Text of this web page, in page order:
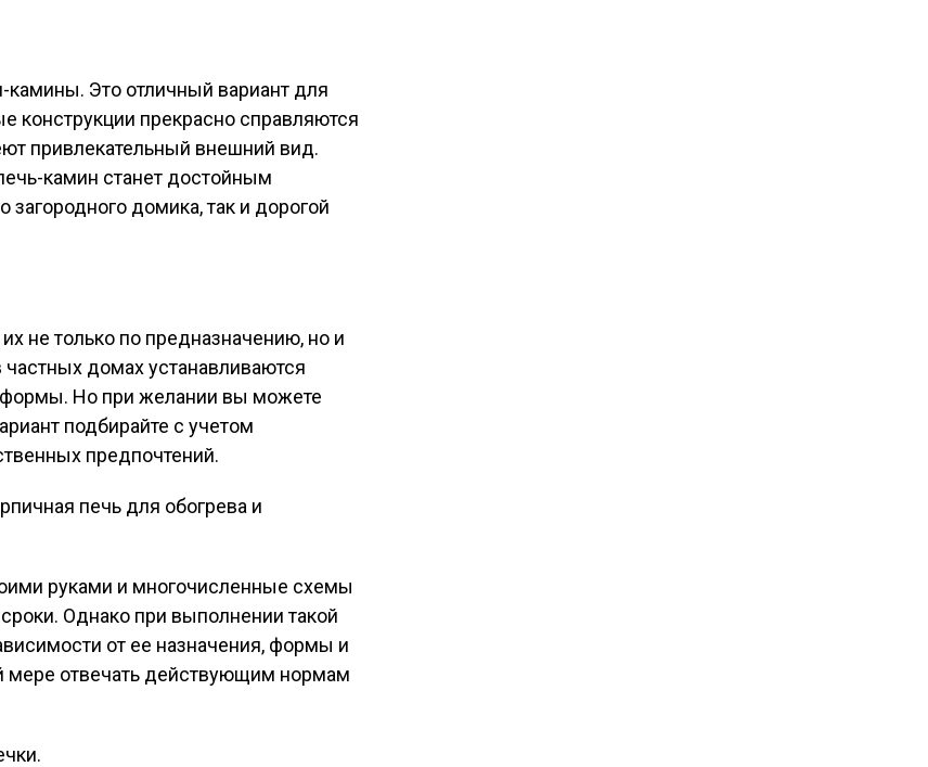
камины. Это отличный вариант для
конструкции прекрасно справляются
привлекательный внешний вид.
камин станет достойным
загородного домика, так и дорогой
не только по предназначению, но и
домах устанавливаются
формы. Но при желании вы можете
подбирайте с учетом
предпочтений.
печь для обогрева и
руками и многочисленные схемы
Однако при выполнении такой
от ее назначения, формы и
мере отвечать действующим нормам